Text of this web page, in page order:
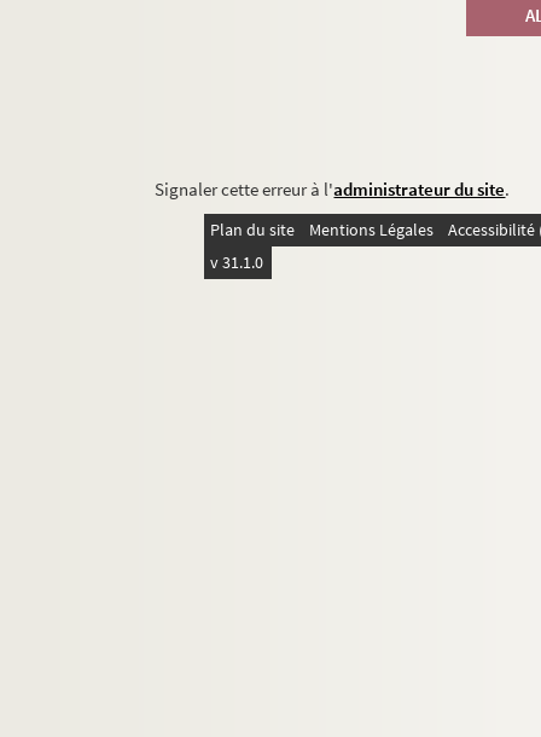
Signaler cette erreur à l'administrateur du site.
Plan du site Mentions Légales
v 31.1.0